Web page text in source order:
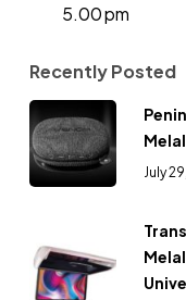
5.00 pm
Recently Posted
July